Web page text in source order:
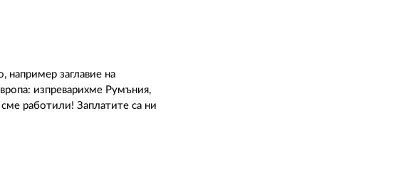
например заглавие на
изпреварихме Румъния,
работили! Заплатите са ни